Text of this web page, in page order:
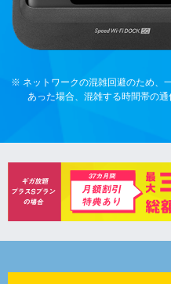
※ ネットワークの混雑回避のため、
あった場合、混雑する時間帯の